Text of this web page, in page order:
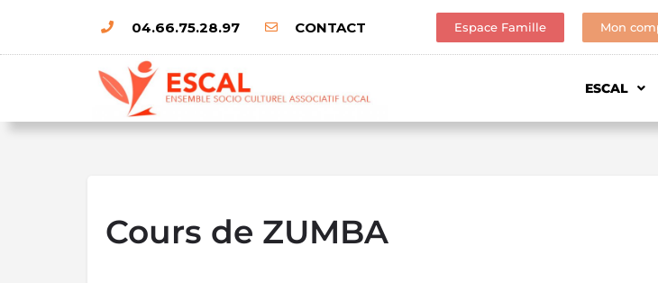
04.66.75.28.97 CONTACT Espace Famille Mon
ESCAL
Cours de ZUMBA